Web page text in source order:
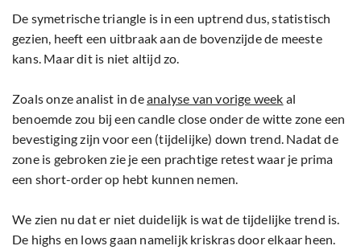
De symetrische triangle is in een uptrend dus, statistisch
gezien, heeft een uitbraak aan de bovenzijde de meeste
kans. Maar dit is niet altijd zo.
Zoals onze analist in deanalyse van vorige week al
benoemde zou bij een candle close onder de witte zone een
bevestiging zijn voor een (tijdelijke) down trend. Nadat de
zone is gebroken zie je een prachtige retest waar je prima
een short-order op hebt kunnen nemen.
We zien nu dat er niet duidelijk is wat de tijdelijke trend is.
De highs en lows gaan namelijk kriskras door elkaar heen.